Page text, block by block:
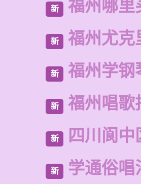
新 福州哪里
新 福州尤克
新 福州学钢
新 福州唱歌
新 四川阆
新 学通俗唱